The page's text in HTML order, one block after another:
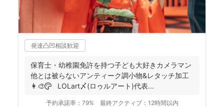
発達凸凹相談歓迎
保育士・幼稚園免許を持つ子ども大好きカメラマン
他とは被らないアンティーク調小物&レタッチ加工
👩‍🎨🎨 LOLart〆(ロゥルアート)代表...
予約承諾率： 79% 最終アクティブ： 12時間以内